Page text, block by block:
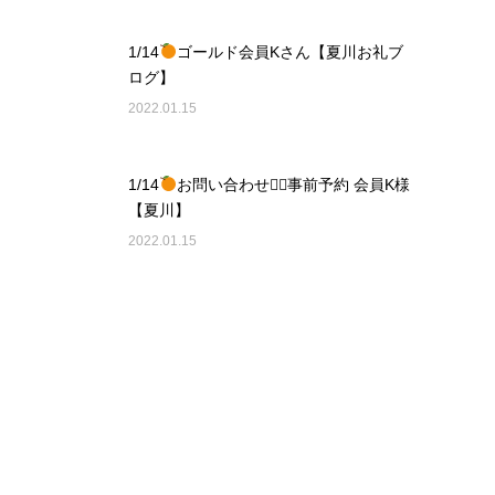
1/14
ゴールド会員Kさん【夏川お礼ブ
ログ】
2022.01.15
1/14
お問い合わせ❁⃘事前予約 会員K様
【夏川】
2022.01.15